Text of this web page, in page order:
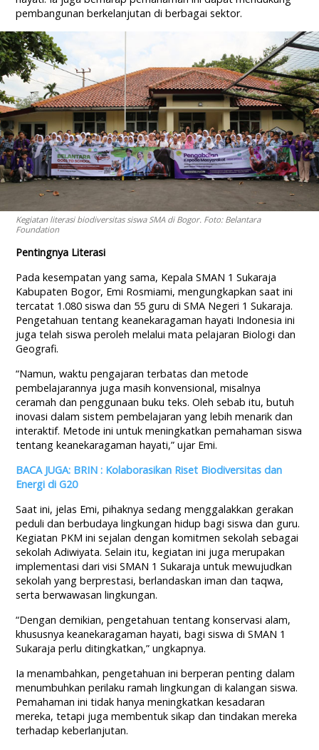
pembangunan berkelanjutan di berbagai sektor.
Kegiatan literasi biodiversitas siswa SMA di Bogor. Foto: Belantara
Foundation
Pentingnya Literasi
Pada kesempatan yang sama, Kepala SMAN 1 Sukaraja
Kabupaten Bogor, Emi Rosmiami, mengungkapkan saat ini
tercatat 1.080 siswa dan 55 guru di SMA Negeri 1 Sukaraja.
Pengetahuan tentang keanekaragaman hayati Indonesia ini
juga telah siswa peroleh melalui mata pelajaran Biologi dan
Geografi.
“Namun, waktu pengajaran terbatas dan metode
pembelajarannya juga masih konvensional, misalnya
ceramah dan penggunaan buku teks. Oleh sebab itu, butuh
inovasi dalam sistem pembelajaran yang lebih menarik dan
interaktif. Metode ini untuk meningkatkan pemahaman siswa
tentang keanekaragaman hayati,” ujar Emi.
BACA JUGA: BRIN : Kolaborasikan Riset Biodiversitas dan
Energi di G20
Saat ini, jelas Emi, pihaknya sedang menggalakkan gerakan
peduli dan berbudaya lingkungan hidup bagi siswa dan guru.
Kegiatan PKM ini sejalan dengan komitmen sekolah sebagai
sekolah Adiwiyata. Selain itu, kegiatan ini juga merupakan
implementasi dari visi SMAN 1 Sukaraja untuk mewujudkan
sekolah yang berprestasi, berlandaskan iman dan taqwa,
serta berwawasan lingkungan.
“Dengan demikian, pengetahuan tentang konservasi alam,
khususnya keanekaragaman hayati, bagi siswa di SMAN 1
Sukaraja perlu ditingkatkan,” ungkapnya.
Ia menambahkan, pengetahuan ini berperan penting dalam
menumbuhkan perilaku ramah lingkungan di kalangan siswa.
Pemahaman ini tidak hanya meningkatkan kesadaran
mereka, tetapi juga membentuk sikap dan tindakan mereka
terhadap keberlanjutan.